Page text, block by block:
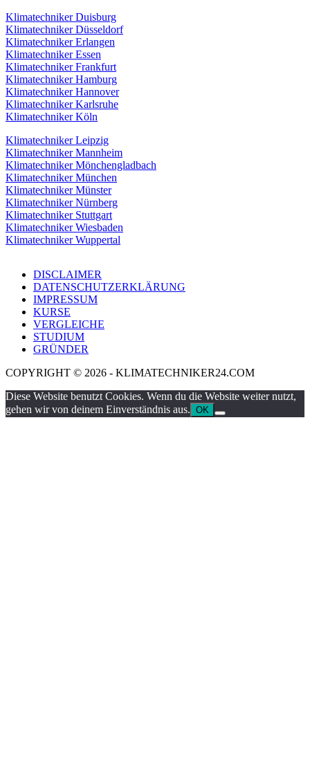
Klimatechniker Duisburg
Klimatechniker Düsseldorf
Klimatechniker Erlangen
Klimatechniker Essen
Klimatechniker Frankfurt
Klimatechniker Hamburg
Klimatechniker Hannover
Klimatechniker Karlsruhe
Klimatechniker Köln
Klimatechniker Leipzig
Klimatechniker Mannheim
Klimatechniker Mönchengladbach
Klimatechniker München
Klimatechniker Münster
Klimatechniker Nürnberg
Klimatechniker Stuttgart
Klimatechniker Wiesbaden
Klimatechniker Wuppertal
DISCLAIMER
DATENSCHUTZERKLÄRUNG
IMPRESSUM
KURSE
VERGLEICHE
STUDIUM
GRÜNDER
COPYRIGHT © 2026 - KLIMATECHNIKER24.COM
Diese Website benutzt Cookies. Wenn du die Website weiter nutzt,
gehen wir von deinem Einverständnis aus. OK